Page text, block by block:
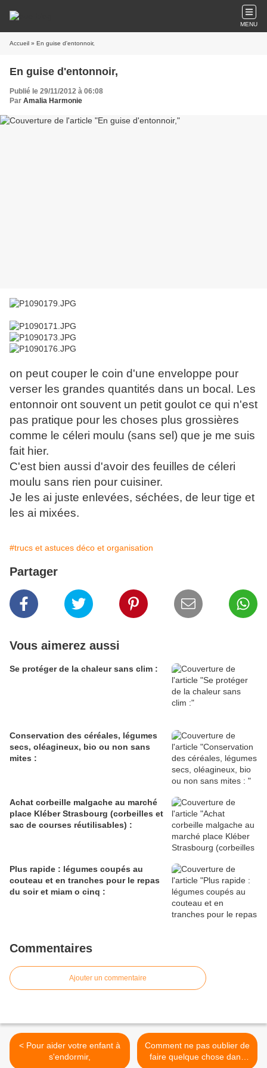
MENU
Accueil » En guise d'entonnoir,
En guise d'entonnoir,
Publié le 29/11/2012 à 06:08
Par Amalia Harmonie
on peut couper le coin d'une enveloppe pour
verser les grandes quantités dans un bocal. Les
entonnoir ont souvent un petit goulot ce qui n'est
pas pratique pour les choses plus grossières
comme le céleri moulu (sans sel) que je me suis
fait hier.
C'est bien aussi d'avoir des feuilles de céleri
moulu sans rien pour cuisiner.
Je les ai juste enlevées, séchées, de leur tige et
les ai mixées.
#trucs et astuces déco et organisation
Partager
Vous aimerez aussi
Se protéger de la chaleur sans clim :
Conservation des céréales, légumes
secs, oléagineux, bio ou non sans
mites :
Achat corbeille malgache au marché
place Kléber Strasbourg (corbeilles et
sac de courses réutilisables) :
Plus rapide : légumes coupés au
couteau et en tranches pour le repas
du soir et miam o cinq :
Commentaires
Ajouter un commentaire
< Pour aider votre enfant à
s'endormir,
Comment ne pas oublier de
faire quelque chose dans